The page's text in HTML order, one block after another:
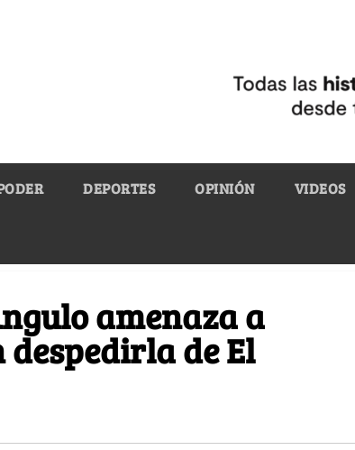
DEPORTES OPINIÓN VIDEOS
amenaza a
de El